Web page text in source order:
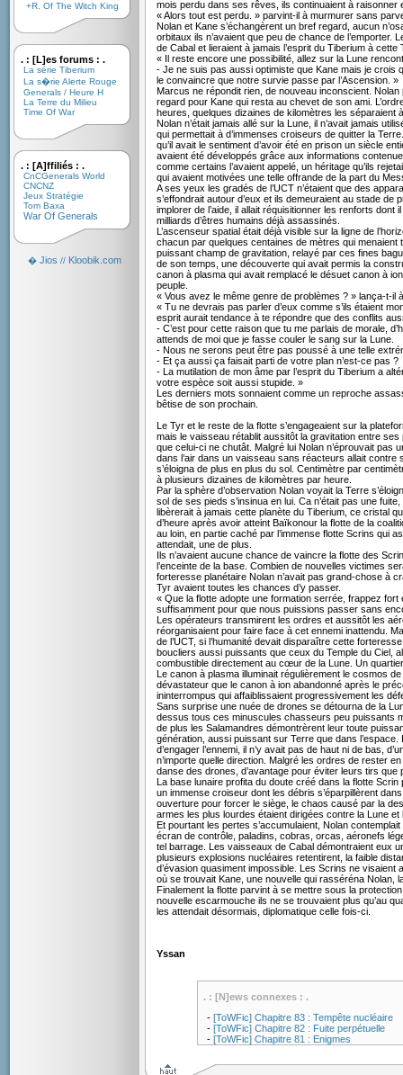
+R. Of The Witch King
. : [L]es forums : .
La série Tiberium
La s�rie Alerte Rouge
Generals / Heure H
La Terre du Milieu
Time Of War
. : [A]ffiliés : .
CnCGenerals World
CNCNZ
Jeux Stratégie
Tom Baxa
War Of Generals
� Jios // Kloobik.com
mois perdu dans ses rêves, ils continuaient à
« Alors tout est perdu. » parvint-il à murmurer sans
Nolan et Kane s’échangèrent un bref regard, aucun
orbitaux ils n’avaient que peu de chance de l’emporter.
de Cabal et lieraient à jamais l’esprit du Tiberium à
« Il reste encore une possibilité, allez sur la Lune
- Je ne suis pas aussi optimiste que Kane mais je crois
le convaincre que notre survie passe par l’Ascension. »
Marcus ne répondit rien, de nouveau inconscient.
regard pour Kane qui resta au chevet de son ami.
heures, quelques dizaines de kilomètres les séparaient
Nolan n’était jamais allé sur la Lune, il n’avait jamais
qui permettait à d’immenses croiseurs de quitter la
qu’il avait le sentiment d’avoir été en prison un siècle
avaient été développés grâce aux informations
comme certains l’avaient appelé, un héritage qu’ils
qui avaient motivées une telle offrande de la part du
A ses yeux les gradés de l’UCT n’étaient que des
s’effondrait autour d’eux et ils demeuraient au stade
implorer de l’aide, il allait réquisitionner les renforts
milliards d’êtres humains déjà assassinés.
L’ascenseur spatial était déjà visible sur la ligne de
chacun par quelques centaines de mètres qui menaient
puissant champ de gravitation, relayé par ces fines
de son temps, une découverte qui avait permis la
canon à plasma qui avait remplacé le désuet canon à
peuple.
« Vous avez le même genre de problèmes ? » lança-t-il
« Tu ne devrais pas parler d’eux comme s’ils étaient
esprit aurait tendance à te répondre que des conflits
- C’est pour cette raison que tu me parlais de morale,
attends de moi que je fasse couler le sang sur la Lune.
- Nous ne serons peut être pas poussé à une telle
- Et ça aussi ça faisait parti de votre plan n’est-ce pas ?
- La mutilation de mon âme par l’esprit du Tiberium a
votre espèce soit aussi stupide. »
Les derniers mots sonnaient comme un reproche
bêtise de son prochain.
Le Tyr et le reste de la flotte s’engageaient sur la
mais le vaisseau rétablit aussitôt la gravitation entre
que celui-ci ne chutât. Malgré lui Nolan n’éprouvait pas
dans l’air dans un vaisseau sans réacteurs allait contre
s’éloigna de plus en plus du sol. Centimètre par
à plusieurs dizaines de kilomètres par heure.
Par la sphère d’observation Nolan voyait la Terre
sol de ses pieds s’insinua en lui. Ca n’était pas une
libèrerait à jamais cette planète du Tiberium, ce cristal
d’heure après avoir atteint Baïkonour la flotte de la
au loin, en partie caché par l’immense flotte Scrins qui
attendait, une de plus.
Ils n’avaient aucune chance de vaincre la flotte des
l’enceinte de la base. Combien de nouvelles victimes
forteresse planétaire Nolan n’avait pas grand-chose à
Tyr avaient toutes les chances d’y passer.
« Que la flotte adopte une formation serrée, frappez
suffisamment pour que nous puissions passer sans
Les opérateurs transmirent les ordres et aussitôt les
réorganisaient pour faire face à cet ennemi inattendu.
de l’UCT, si l’humanité devait disparaître cette
boucliers aussi puissants que ceux du Temple du Ciel,
combustible directement au cœur de la Lune. Un
Le canon à plasma illuminait régulièrement le cosmos
dévastateur que le canon à ion abandonné après le
ininterrompus qui affaiblissaient progressivement les
Sans surprise une nuée de drones se détourna de la
dessus tous ces minuscules chasseurs peu puissants
de plus les Salamandres démontrèrent leur toute
génération, aussi puissant sur Terre que dans
d’engager l’ennemi, il n’y avait pas de haut ni de bas,
n’importe quelle direction. Malgré les ordres de rester
danse des drones, d’avantage pour éviter leurs tirs que
La base lunaire profita du doute créé dans la flotte
un immense croiseur dont les débris s’éparpillèrent
ouverture pour forcer le siège, le chaos causé par la
armes les plus lourdes étaient dirigées contre la Lune
Et pourtant les pertes s’accumulaient, Nolan
écran de contrôle, paladins, cobras, orcas, aéronefs
tel barrage. Les vaisseaux de Cabal démontraient eux
plusieurs explosions nucléaires retentirent, la faible
d’évasion quasiment impossible. Les Scrins ne
où se trouvait Kane, une nouvelle qui rasséréna Nolan,
Finalement la flotte parvint à se mettre sous la
nouvelle escarmouche ils ne se trouvaient plus qu’au
les attendait désormais, diplomatique celle fois-ci.
Yssan
. : [N]ews connexes : .
- [ToWFic] Chapitre 83 : Tempête nucléaire
- [ToWFic] Chapitre 82 : Fuite perpétuelle
- [ToWFic] Chapitre 81 : Enigmes